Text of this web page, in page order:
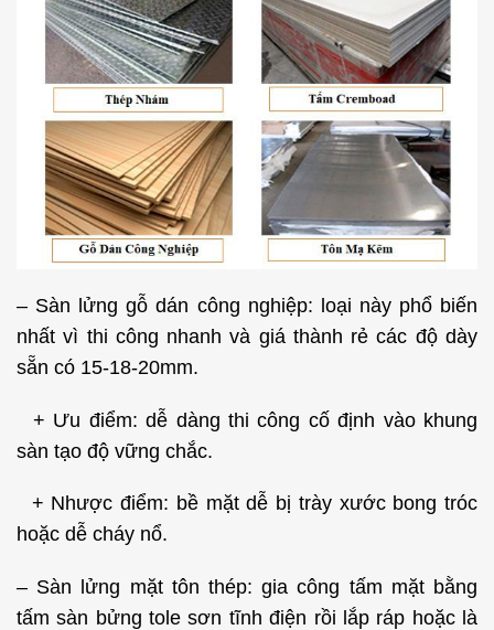
– Sàn lửng gỗ dán công nghiệp: loại này phổ biến
nhất vì thi công nhanh và giá thành rẻ các độ dày
sẵn có 15-18-20mm.
+ Ưu điểm: dễ dàng thi công cố định vào khung
sàn tạo độ vững chắc.
+ Nhược điểm: bề mặt dễ bị trày xước bong tróc
hoặc dễ cháy nổ.
– Sàn lửng mặt tôn thép: gia công tấm mặt bằng
tấm sàn bửng tole sơn tĩnh điện rồi lắp ráp hoặc là